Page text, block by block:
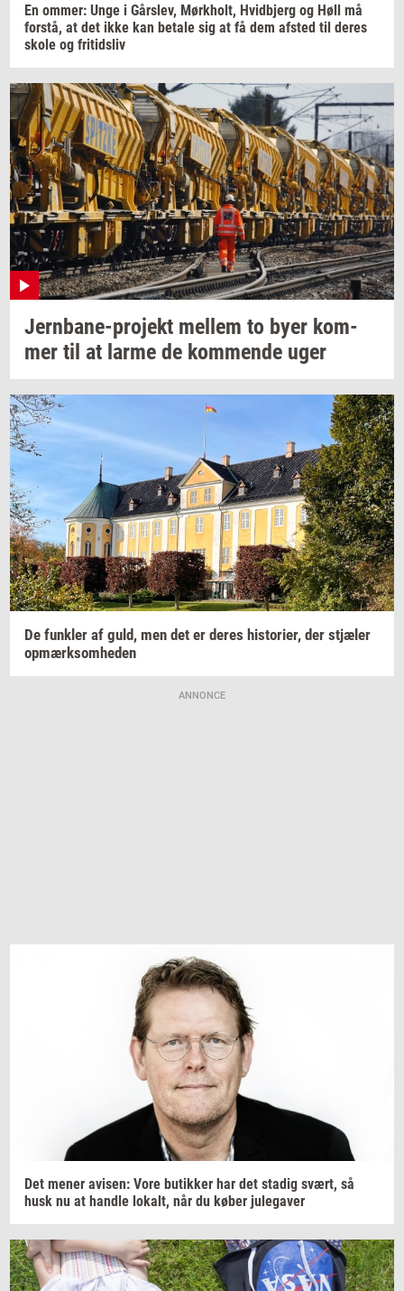
En ommer: Unge i Gårs­lev, Mørk­holt, Hvid­b­jerg og Høll må
for­stå, at det ikke kan be­ta­le sig at få dem af­sted til deres
skole og fri­tids­liv
Jernbane-​projekt mel­lem to byer kom­
mer til at larme de kom­men­de uger
De funk­ler af guld, men det er deres hi­sto­ri­er, der stjæ­ler
op­mærk­som­he­den
ANNONCE
Det mener avi­sen: Vore bu­tik­ker har det sta­dig svært, så
husk nu at hand­le lo­kalt, når du køber ju­le­ga­ver